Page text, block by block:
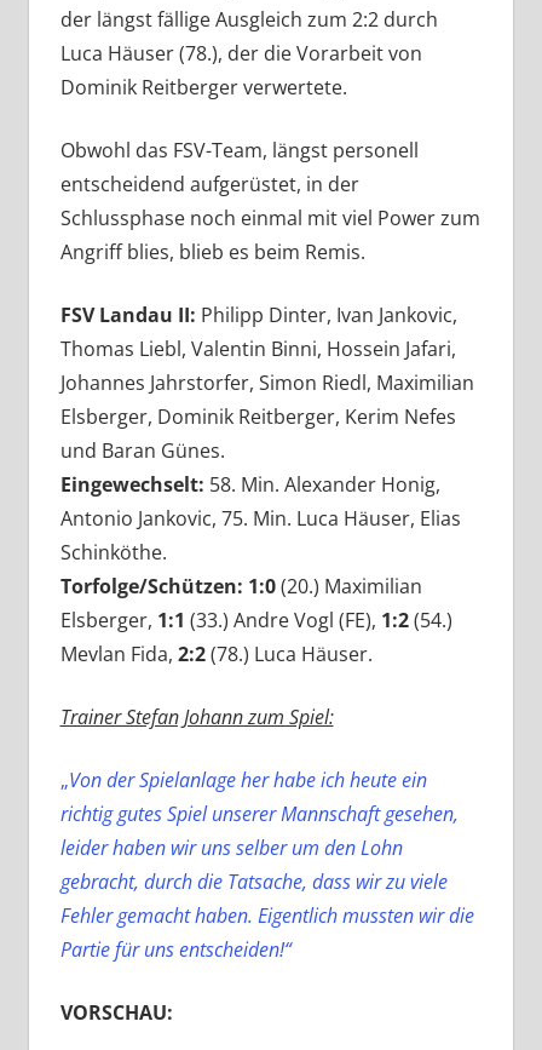
der längst fällige Ausgleich zum 2:2 durch
Luca Häuser (78.), der die Vorarbeit von
Dominik Reitberger verwertete.
Obwohl das FSV-Team, längst personell
entscheidend aufgerüstet, in der
Schlussphase noch einmal mit viel Power zum
Angriff blies, blieb es beim Remis.
FSV Landau II: Philipp Dinter, Ivan Jankovic,
Thomas Liebl, Valentin Binni, Hossein Jafari,
Johannes Jahrstorfer, Simon Riedl, Maximilian
Elsberger, Dominik Reitberger, Kerim Nefes
und Baran Günes.
Eingewechselt: 58. Min. Alexander Honig,
Antonio Jankovic, 75. Min. Luca Häuser, Elias
Schinköthe.
Torfolge/Schützen: 1:0(20.) Maximilian
Elsberger, 1:1 (33.) Andre Vogl (FE), 1:2(54.)
Mevlan Fida, 2:2(78.) Luca Häuser.
Trainer Stefan Johann zum Spiel:
„Von der Spielanlage her habe ich heute ein
richtig gutes Spiel unserer Mannschaft gesehen,
leider haben wir uns selber um den Lohn
gebracht, durch die Tatsache, dass wir zu viele
Fehler gemacht haben. Eigentlich mussten wir die
Partie für uns entscheiden!“
VORSCHAU: